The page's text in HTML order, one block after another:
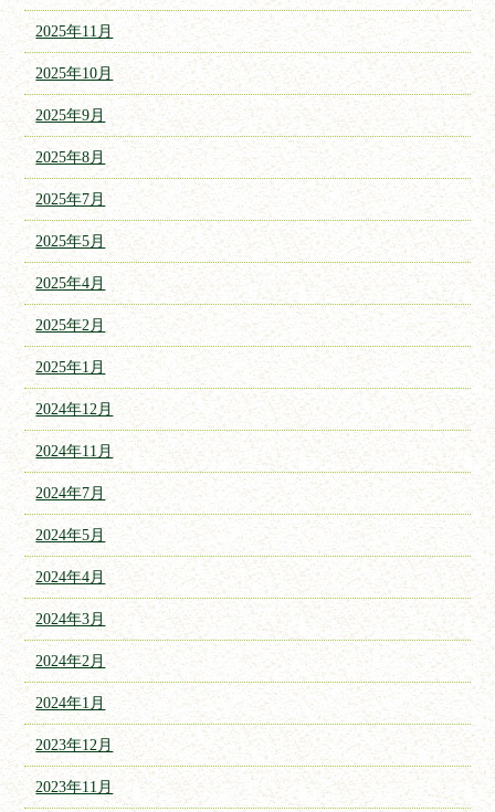
2025年11月
2025年10月
2025年9月
2025年8月
2025年7月
2025年5月
2025年4月
2025年2月
2025年1月
2024年12月
2024年11月
2024年7月
2024年5月
2024年4月
2024年3月
2024年2月
2024年1月
2023年12月
2023年11月